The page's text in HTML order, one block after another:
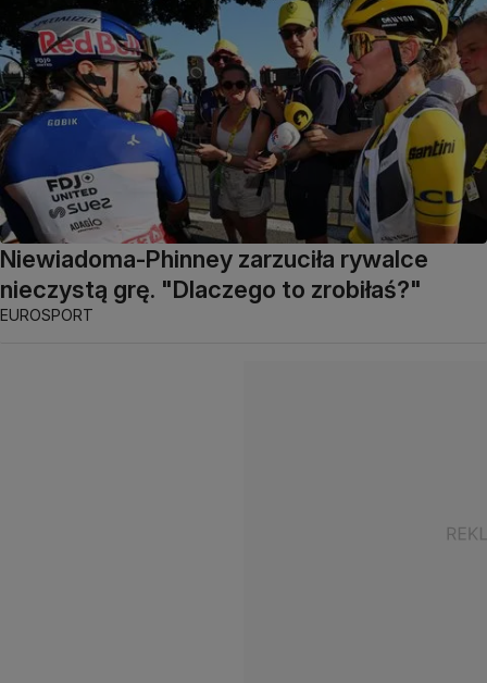
Niewiadoma-Phinney zarzuciła rywalce
nieczystą grę. "Dlaczego to zrobiłaś?"
EUROSPORT